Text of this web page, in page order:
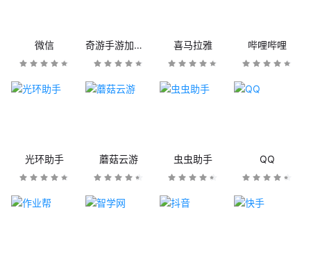
微信 奇游手游加速器 喜马拉雅 哔哩哔哩
光环助手 蘑菇云游 虫虫助手 QQ